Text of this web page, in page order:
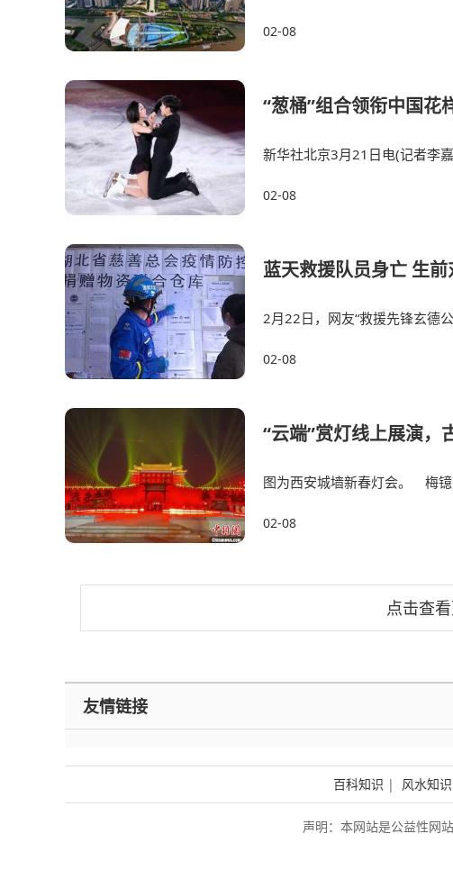
02-08
“葱桶”组合领衔中国花
新华社北京3月21日电(记者李
02-08
蓝天救援队员身亡 生
2月22日，网友“救援先锋玄德
02-08
“云端”赏灯线上展演，
图为西安城墙新春灯会。 梅
02-08
点击查
友情链接
百科知识 | 风水知识
声明：本网站是公益性网